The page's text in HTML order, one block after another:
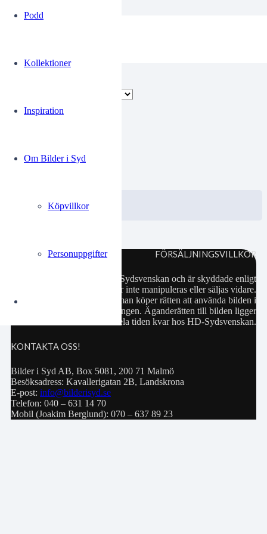
Podd
Kollektioner
Inspiration
Om Bilder i Syd
Köpvillkor
Personuppgifter
0.00kr
Välj alternativ
FÖRSÄLJNINGSVILLKOR
Samtliga bilder hör till HD-Sydsvenskan och är skyddade enligt
upphovsrättslagen. De får inte manipuleras eller säljas vidare.
Köp av bild innebär att man köper rätten att använda bilden i
privat bruk eller för publiceringen. Äganderätten till bilden ligger
hela tiden kvar hos HD-Sydsvenskan.
KONTAKTA OSS!
Bilder i Syd AB, Box 5081, 200 71 Malmö
Besöksadress: Kavallerigatan 2B, Landskrona
E-post: info@bilderisyd.se
Telefon: 040 – 631 14 70
Mobil (Joakim Berglund): 070 – 637 89 23